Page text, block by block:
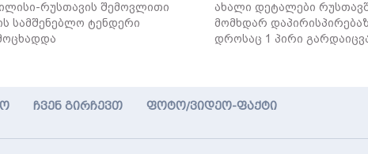
რუსთავის შემოვლითი
სამშენებლო ტენდერი
ახალი დეტალები
მომხდარ
დროსაც 1 პირი
ჩვენ გირჩევთ ფოტო/ვიდეო-ფაქტი